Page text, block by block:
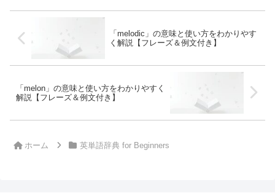
「melodic」の意味と使い方をわかりやす
く解説【フレーズ＆例文付き】
「melon」の意味と使い方をわかりやすく
解説【フレーズ＆例文付き】
ホーム 英単語辞典 for Beginners